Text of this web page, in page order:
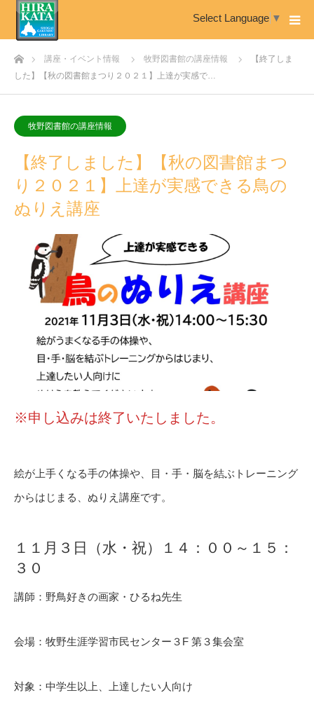
Select Language ▼
ホーム講座・イベント情報 牧野図書館の講座情報
【終了しま
した】【秋の図書館まつり２０２１】上達が実感で…
牧野図書館の講座情報
【終了しました】【秋の図書館まつ
り２０２１】上達が実感できる鳥の
ぬりえ講座
※申し込みは終了いたしました。
絵が上手くなる手の体操や、目・手・脳を結ぶトレーニング
からはじまる、ぬりえ講座です。
１１月３日（水・祝）１４：００～１５：
３０
講師：野鳥好きの画家・ひるね先生
会場：牧野生涯学習市民センター３F 第３集会室
対象：中学生以上、上達したい人向け